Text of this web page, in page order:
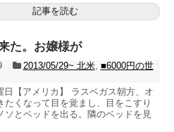
記事を読む
た。お嬢様が
2013/05/29~ 北米, ■6000円の世
日【アメリカ】 ラスベガス朝方、オ
たくなって目を覚まし、目をこすり
ソとベッドを出る。隣のベッドを見